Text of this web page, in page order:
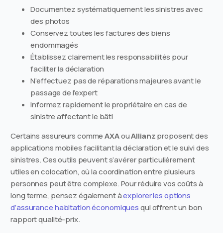
Documentez systématiquement les sinistres avec
des photos
Conservez toutes les factures des biens
endommagés
Établissez clairement les responsabilités pour
faciliter la déclaration
N’effectuez pas de réparations majeures avant le
passage de l’expert
Informez rapidement le propriétaire en cas de
sinistre affectant le bâti
Certains assureurs commeAXAouAllianzproposent des
applications mobiles facilitant la déclaration et le suivi des
sinistres. Ces outils peuvent s’avérer particulièrement
utiles en colocation, où la coordination entre plusieurs
personnes peut être complexe. Pour réduire vos coûts à
long terme, pensez également àexplorer les options
d’assurance habitation économiquesqui offrent un bon
rapport qualité-prix.